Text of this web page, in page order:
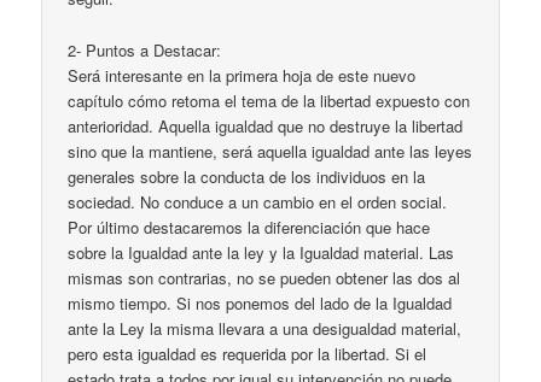
2- Puntos a Destacar:
Será interesante en la primera hoja de este nuevo
capítulo cómo retoma el tema de la libertad expuesto con
anterioridad. Aquella igualdad que no destruye la libertad
sino que la mantiene, será aquella igualdad ante las leyes
generales sobre la conducta de los individuos en la
sociedad. No conduce a un cambio en el orden social.
Por último destacaremos la diferenciación que hace
sobre la Igualdad ante la ley y la Igualdad material. Las
mismas son contrarias, no se pueden obtener las dos al
mismo tiempo. Si nos ponemos del lado de la Igualdad
ante la Ley la misma llevara a una desigualdad material,
pero esta igualdad es requerida por la libertad. Si el